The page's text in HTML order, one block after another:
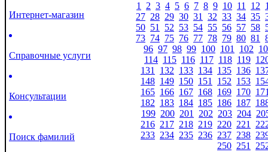
Интернет-магазин
Справочные услуги
Консультации
Поиск фамилий
1 2 3 4 5 6 7 8 9 10 11 12
27 28 29 30 31 32 33 34 35
50 51 52 53 54 55 56 57 58
73 74 75 76 77 78 79 80 81
96 97 98 99 100 101 102
114 115 116 117 118 119
131 132 133 134 135 136
148 149 150 151 152 153
165 166 167 168 169 170
182 183 184 185 186 187
199 200 201 202 203 204
216 217 218 219 220 221
233 234 235 236 237 238
250 251